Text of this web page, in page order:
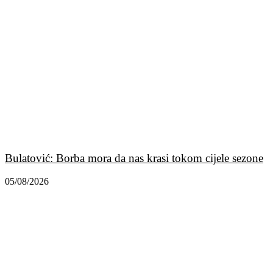
Bulatović: Borba mora da nas krasi tokom cijele sezone
05/08/2026